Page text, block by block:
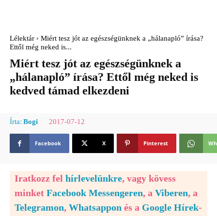
Lélektár
Miért tesz jót az egészségünknek a „hálanapló” írása?
Ettől még neked is...
Miért tesz jót az egészségünknek a
„hálanapló” írása? Ettől még neked is
kedved támad elkezdeni
Írta: Bogi 2017-07-12
Facebook X Pinterest
Iratkozz fel hírlevelünkre, vagy kövess
minket Facebook Messengeren, a Viberen, a
Telegramon, Whatsappon és a Google Hírek-